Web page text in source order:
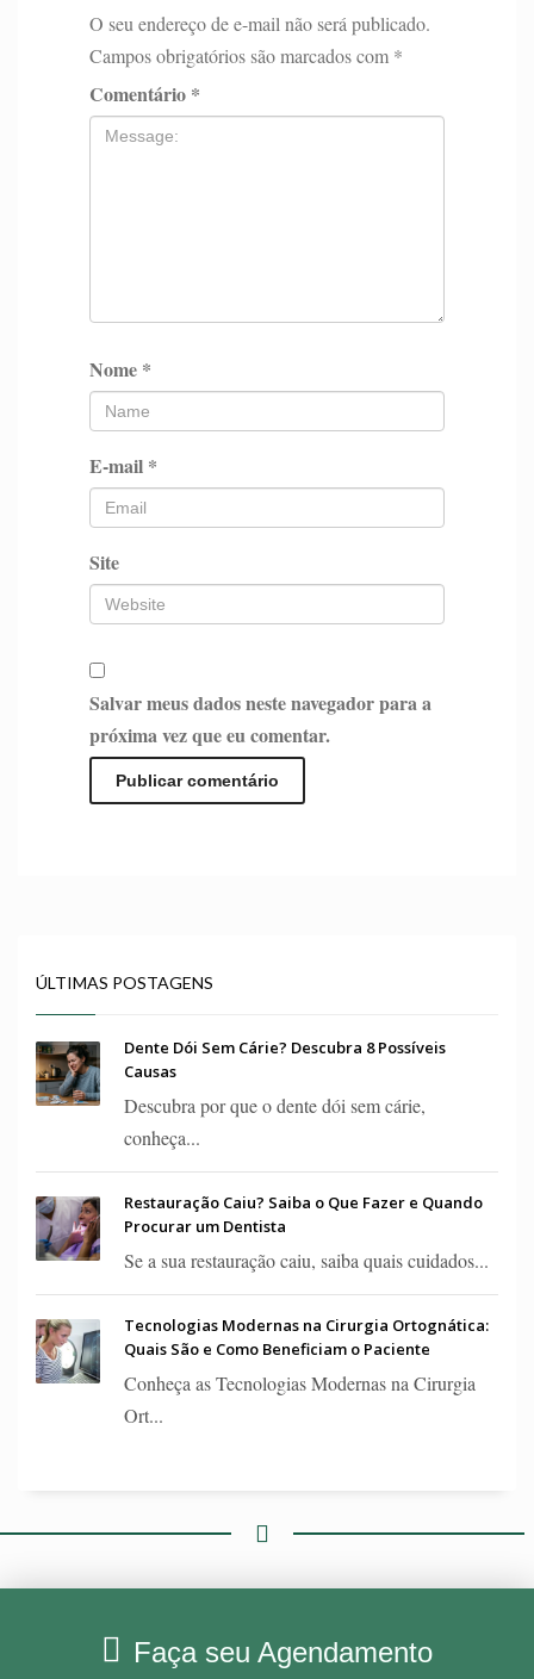
O seu endereço de e-mail não será publicado.
Campos obrigatórios são marcados com *
Comentário *
Nome *
E-mail *
Site
Salvar meus dados neste navegador para a
próxima vez que eu comentar.
ÚLTIMAS POSTAGENS
Dente Dói Sem Cárie? Descubra 8 Possíveis
Causas
Descubra por que o dente dói sem cárie,
conheça...
Restauração Caiu? Saiba o Que Fazer e Quando
Procurar um Dentista
Se a sua restauração caiu, saiba quais cuidados...
Tecnologias Modernas na Cirurgia Ortognática:
Quais São e Como Beneficiam o Paciente
Conheça as Tecnologias Modernas na Cirurgia
Ort...
Faça seu Agendamento